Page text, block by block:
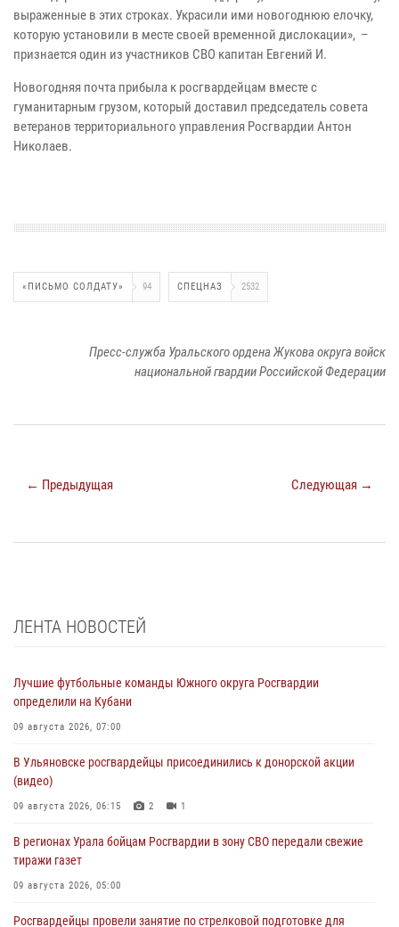
выраженные в этих строках. Украсили ими новогоднюю елочку,
которую установили в месте своей временной дислокации», –
признается один из участников СВО капитан Евгений И.
Новогодняя почта прибыла к росгвардейцам вместе с
гуманитарным грузом, который доставил председатель совета
ветеранов территориального управления Росгвардии Антон
Николаев.
«ПИСЬМО СОЛДАТУ» 94 СПЕЦНАЗ 2532
Пресс-служба Уральского ордена Жукова округа войск
национальной гвардии Российской Федерации
← Предыдущая Следующая →
ЛЕНТА НОВОСТЕЙ
Лучшие футбольные команды Южного округа Росгвардии
определили на Кубани
09 августа 2026, 07:00
В Ульяновске росгвардейцы присоединились к донорской акции
(видео)
09 августа 2026, 06:15 2 1
В регионах Урала бойцам Росгвардии в зону СВО передали свежие
тиражи газет
09 августа 2026, 05:00
Росгвардейцы провели занятие по стрелковой подготовке для